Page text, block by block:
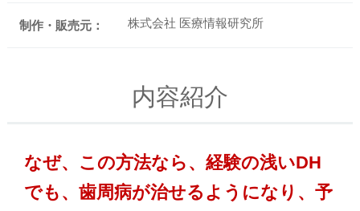
制作・販売元： 株式会社 医療情報研究所
内容紹介
なぜ、この方法なら、経験の浅いDH
でも、歯周病が治せるようになり、予